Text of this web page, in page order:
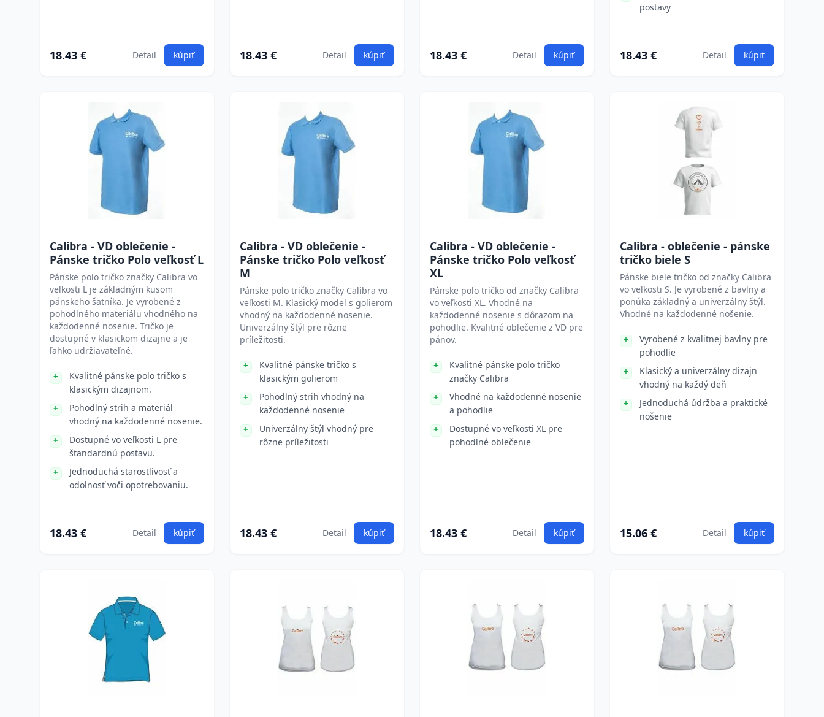
18.43 € Detail kúpiť 18.43 € Detail kúpiť 18.43 € Detail kúpiť
postavy
18.43 € Detail kúpiť
Calibra - VD oblečenie -
Pánske tričko Polo veľkosť L
Pánske polo tričko značky Calibra vo
veľkosti L je základným kusom
pánskeho šatníka. Je vyrobené z
pohodlného materiálu vhodného na
každodenné nosenie. Tričko je
dostupné v klasickom dizajne a je
ľahko udržiavateľné.
Kvalitné pánske polo tričko s
klasickým dizajnom.
Pohodlný strih a materiál
vhodný na každodenné nosenie.
Dostupné vo veľkosti L pre
štandardnú postavu.
Jednoduchá starostlivosť a
odolnosť voči opotrebovaniu.
18.43 € Detail kúpiť
Calibra - VD oblečenie -
Pánske tričko Polo veľkosť
M
Pánske polo tričko značky Calibra vo
veľkosti M. Klasický model s golierom
vhodný na každodenné nosenie.
Univerzálny štýl pre rôzne
príležitosti.
Kvalitné pánske tričko s
klasickým golierom
Pohodlný strih vhodný na
každodenné nosenie
Univerzálny štýl vhodný pre
rôzne príležitosti
18.43 € Detail kúpiť
Calibra - VD oblečenie -
Pánske tričko Polo veľkosť
XL
Pánske polo tričko od značky Calibra
vo veľkosti XL. Vhodné na
každodenné nosenie s dôrazom na
pohodlie. Kvalitné oblečenie z VD pre
pánov.
Kvalitné pánske polo tričko
značky Calibra
Vhodné na každodenné nosenie
a pohodlie
Dostupné vo veľkosti XL pre
pohodlné oblečenie
18.43 € Detail kúpiť
Calibra - oblečenie - pánske
tričko biele S
Pánske biele tričko od značky Calibra
vo veľkosti S. Je vyrobené z bavlny a
ponúka základný a univerzálny štýl.
Vhodné na každodenné nošenie.
Vyrobené z kvalitnej bavlny pre
pohodlie
Klasický a univerzálny dizajn
vhodný na každý deň
Jednoduchá údržba a praktické
nošenie
15.06 € Detail kúpiť